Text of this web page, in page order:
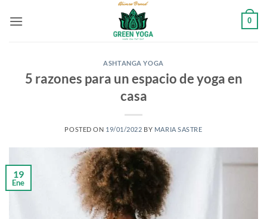
0
ASHTANGA YOGA
5 razones para un espacio de yoga en
casa
POSTED ON 19/01/2022 BY MARIA SASTRE
19
Ene